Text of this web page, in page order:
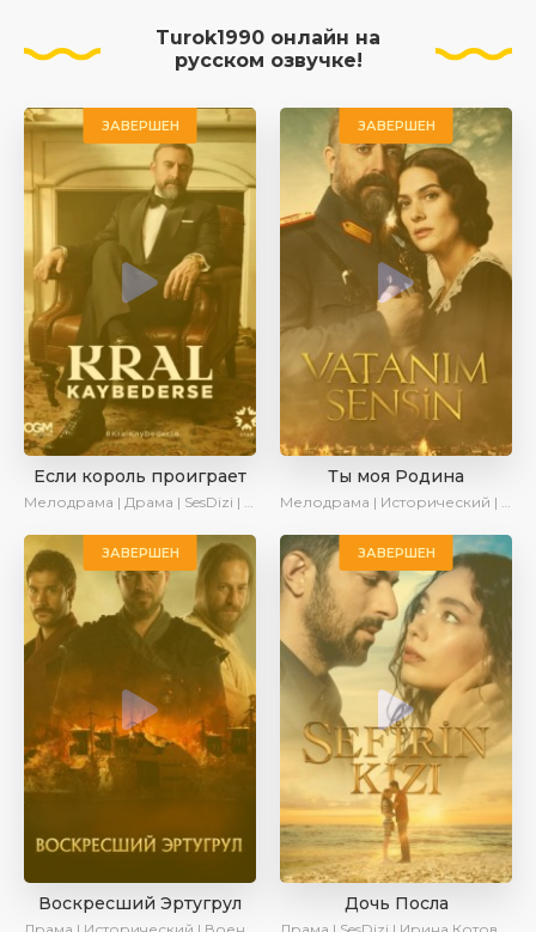
Turok1990 онлайн на
русском озвучке!
ЗАВЕРШЕН
Если король проиграет
Мелодрама | Драма | SesDizi | Ирина Котова | AlisaDirilis | Turok1990 | Новинки | Сериалы 2025
ЗАВЕРШЕН
Ты моя Родина
Мелодрама | Исторический | Военный | Turok1990
ЗАВЕРШЕН
Воскресший Эртугрул
ЗАВЕРШЕН
Дочь Посла